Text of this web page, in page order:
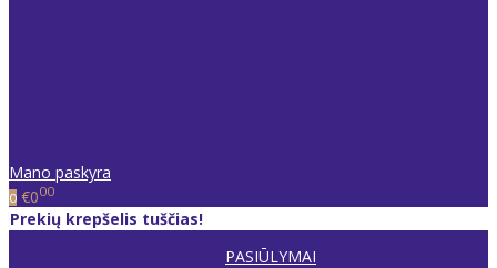
Mano paskyra
0 €000
Prekių krepšelis tuščias!
PASIŪLYMAI